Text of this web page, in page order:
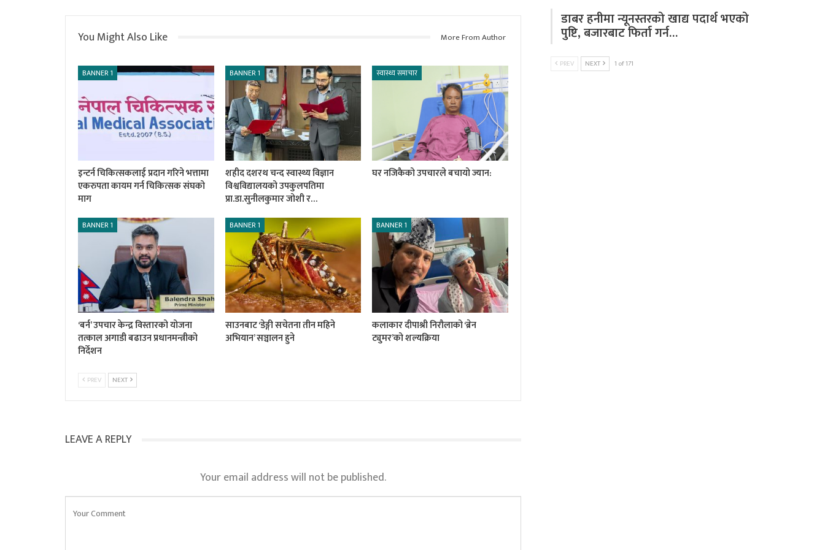
You Might Also Like More From Author
BANNER 1
इन्टर्न चिकित्सकलाई प्रदान गरिने भत्तामा
एकरुपता कायम गर्न चिकित्सक संघको
माग
BANNER 1
शहीद दशरथ चन्द स्वास्थ्य विज्ञान
विश्वविद्यालयको उपकुलपतिमा
प्रा.डा.सुनीलकुमार जोशी र…
स्वास्थ्य समाचार
घर नजिकैको उपचारले बचायो ज्यान:
BANNER 1
‘बर्न’ उपचार केन्द्र विस्तारको योजना
तत्काल अगाडी बढाउन प्रधानमन्त्रीको
निर्देशन
BANNER 1
साउनबाट ‘डेङ्गी सचेतना तीन महिने
अभियान’ सञ्चालन हुने
BANNER 1
कलाकार दीपाश्री निरौलाको ‘ब्रेन
ट्युमर’को शल्यक्रिया
PREV NEXT
LEAVE A REPLY
Your email address will not be published.
डाबर हनीमा न्यूनस्तरको खाद्य पदार्थ भएको
पुष्टि, बजारबाट फिर्ता गर्न…
PREV NEXT 1 of 171